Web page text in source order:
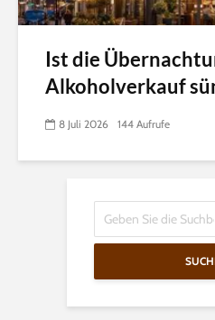
Ist die
Alkoholverkauf
8 Juli 2026 144 Aufrufe